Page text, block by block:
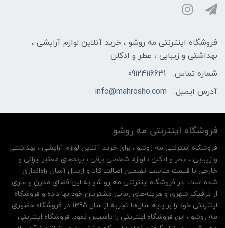
فروشگاه اینترنتی مه‌ رو‌شو ، خرید آنلاین لوازم آرایشی ،
بهداشتی و زیبایی ، عطر و ادکلن
شماره تماس:
09124116631
آدرس ایمیل:
info@mahrosho.com
فروشگاه اینترنتی مه‌ رو‌شو
فروشگاه اینترنتی مه‌ رو‌شو ، برای خرید آنلاین لوازم آرایشی ، بهداشتی
و زیبایی ، عطر و ادکلن ، لوازم شخصی برقی ، برندهای معتبر ایرانی و
خارجی با قیمت مناسب تضمین اصالت کالا و ارسال آسان راه‌اندازی
شده است. در فروشگاه اینترنتی مه رو شو به این فضای مدرن و عاری
از ترافیک شهری و هزینه‌های زمانی مشتریان خود بها داده و فروشگاه
اینترنتی خود را بر پایه سال‌ها تجربه از سال 1395 در فروشگاه حضوری
مه روشو ، این فروشگاه اینترنتی را تاسیس نمود. فروشگاه اینترنتی